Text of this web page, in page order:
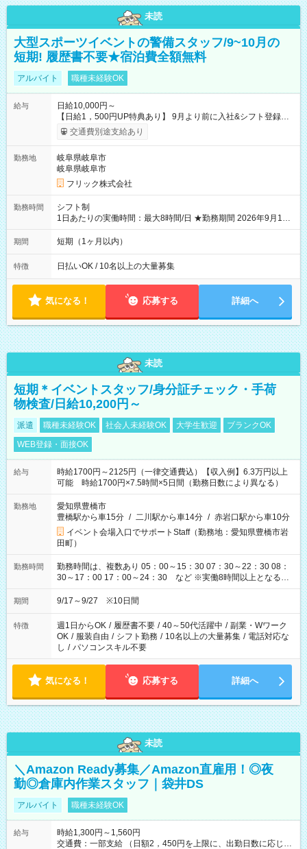
未読
大型スポーツイベントの警備スタッフ/9~10月の
短期! 履歴書不要★宿泊費全額無料
アルバイト 職種未経験OK
給与
日給10,000円～
【日給1，500円UP特典あり】 9月より前に入社&シフト登録す
ると 期間中(9/16~10/23) の日給がUP! 日給1万1500円でしっか
り稼げます♪ 【試用期間】試用期間なし
交通費別途支給あり
勤務地
岐阜県岐阜市
岐阜県岐阜市
フリック株式会社
勤務時間
シフト制
1日あたりの実働時間：最大8時間/日 ★勤務期間 2026年9月16
日~2026年10月23日 短期勤務OK! 期間中フル勤務できる方優遇
※週3~5日勤務(勤務日数応相談) ※期間前から勤務スタートも可
り ※夜勤シフトあり
期間 短期（1ヶ月以内）
特徴 日払いOK / 10名以上の大量募集
気になる！ 応募する 詳細へ
未読
短期＊イベントスタッフ/身分証チェック・手荷
物検査/日給10,200円～
派遣 職種未経験OK 社会人未経験OK 大学生歓迎
ブランクOK
WEB登録・面接OK
給与
時給1700円～2125円（一律交通費込）【収入例】6.3万円以上
可能 時給1700円×7.5時間×5日間（勤務日数により異なる）
勤務地
愛知県豊橋市
豊橋駅から車15分 / 二川駅から車14分 / 赤岩口駅から車10分
イベント会場入口でサポートStaff（勤務地：愛知県豊橋市岩
田町）
勤務時間
勤務時間は、複数あり 05：00～15：30 07：30～22：30 08：
30～17：00 17：00～24：30 など ※実働8時間以上となる勤
務もあります。 【休憩】60分+他休憩あり 交替で取得します。
安全面に配慮しこまめな休憩があります。
期間 9/17～9/27 ※10日間
特徴 週1日からOK / 履歴書不要 / 40～50代活躍中 / 副業・Wワーク
OK / 服装自由 / シフト勤務 / 10名以上の大量募集 / 電話対応な
し / パソコンスキル不要
気になる！ 応募する 詳細へ
未読
＼Amazon Ready募集／Amazon直雇用！◎夜
勤◎倉庫内作業スタッフ｜袋井DS
アルバイト 職種未経験OK
給与
時給1,300円～1,560円
交通費：一部支給 （日額2，450円を上限に、出勤日数に応じて